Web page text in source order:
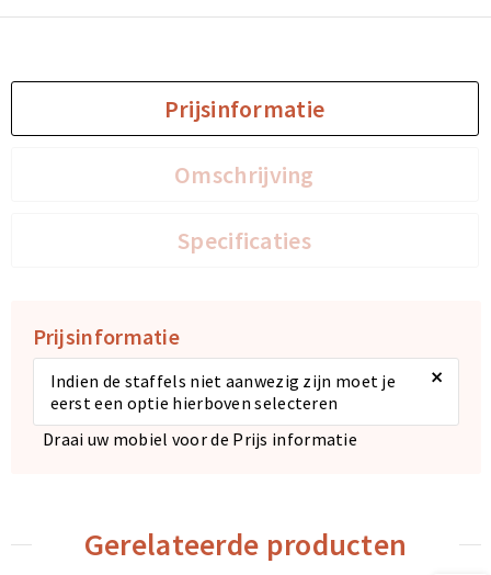
Prijsinformatie
Omschrijving
Specificaties
Prijsinformatie
Indien de staffels niet aanwezig zijn moet je
eerst een optie hierboven selecteren
×
Draai uw mobiel voor de Prijs informatie
Gerelateerde producten